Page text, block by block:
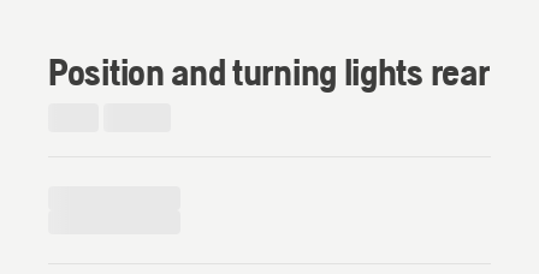
Position and turning lights rear